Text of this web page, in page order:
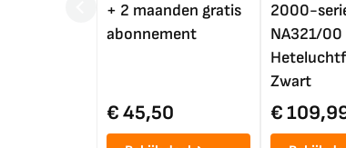
+ 2 maanden gratis
abonnement
€ 45,50
2000-
NA321/00
Zwart
€